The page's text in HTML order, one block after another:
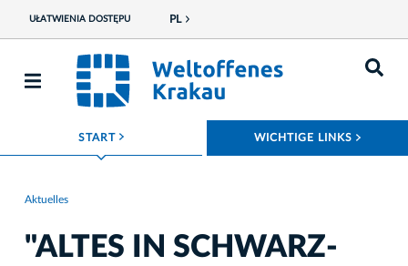
UŁATWIENIA DOSTĘPU PL
START ROZWIŃ MENU WICHTIGE LINKS
Aktuelles
"ALTES IN SCHWARZ-